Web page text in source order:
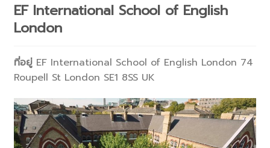
EF International School of English
London
ที่อยู่ EF International School of English London 74
Roupell St London SE1 8SS UK